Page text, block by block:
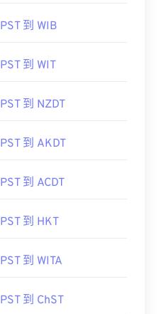
PST 到 WIB
PST 到 WIT
PST 到 NZDT
PST 到 AKDT
PST 到 ACDT
PST 到 HKT
PST 到 WITA
PST 到 ChST